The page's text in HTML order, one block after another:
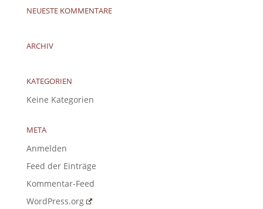
NEUESTE KOMMENTARE
ARCHIV
KATEGORIEN
Keine Kategorien
META
Anmelden
Feed der Einträge
Kommentar-Feed
WordPress.org